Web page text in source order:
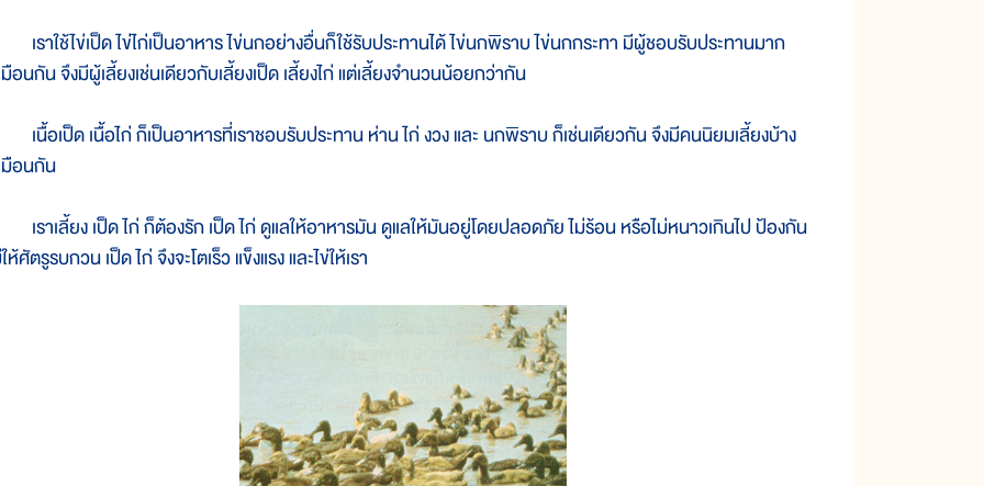
เราใช้ไข่เป็ด ไข่ไก่เป็นอาหาร ไข่นกอย่างอื่นก็ใช้รับประทานได้ ไข่นกพิราบ ไข่นกกระทา มีผู้ชอบรับประทานมาก
อนกัน จึงมีผู้เลี้ยงเช่นเดียวกับเลี้ยงเป็ด เลี้ยงไก่ แต่เลี้ยงจำนวนน้อยกว่ากัน
เนื้อเป็ด เนื้อไก่ ก็เป็นอาหารที่เราชอบรับประทาน ห่าน ไก่ งวง และ นกพิราบ ก็เช่นเดียวกัน จึงมีคนนิยมเลี้ยงบ้าง
มือนกัน
เราเลี้ยง เป็ด ไก่ ก็ต้องรัก เป็ด ไก่ ดูแลให้อาหารมัน ดูแลให้มันอยู่โดยปลอดภัย ไม่ร้อน หรือไม่หนาวเกินไป ป้องกัน
ห้ศัตรูรบกวน เป็ด ไก่ จึงจะโตเร็ว แข็งแรง และไข่ให้เรา